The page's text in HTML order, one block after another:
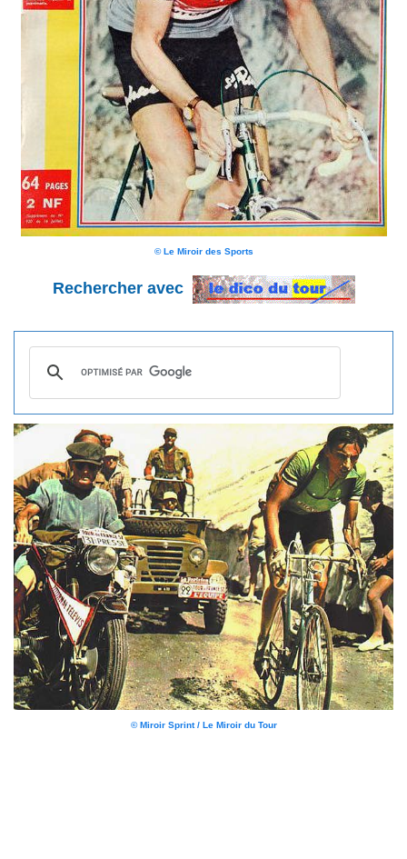
© Le Miroir des Sports
Rechercher avec
© Miroir Sprint / Le Miroir du Tour